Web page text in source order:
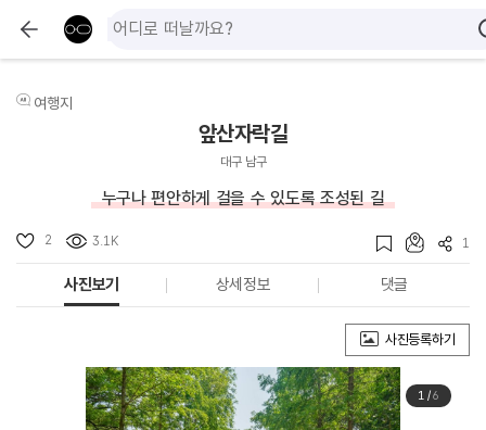
여행지
앞산자락길
대구 남구
누구나 편안하게 걸을 수 있도록 조성된 길
2 3.1K 1
사진보기 상세정보 댓글
사진등록하기
1/6